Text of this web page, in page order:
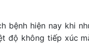
bệnh hiện nay khi
độ không tiếp xúc